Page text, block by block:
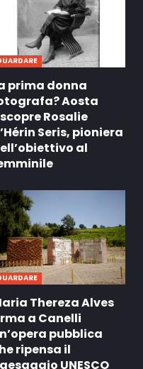
prima donna
Aosta
Rosalie
Seris, pioniera
al
Thereza Alves
a Canelli
pubblica
ripensa il
UNESCO